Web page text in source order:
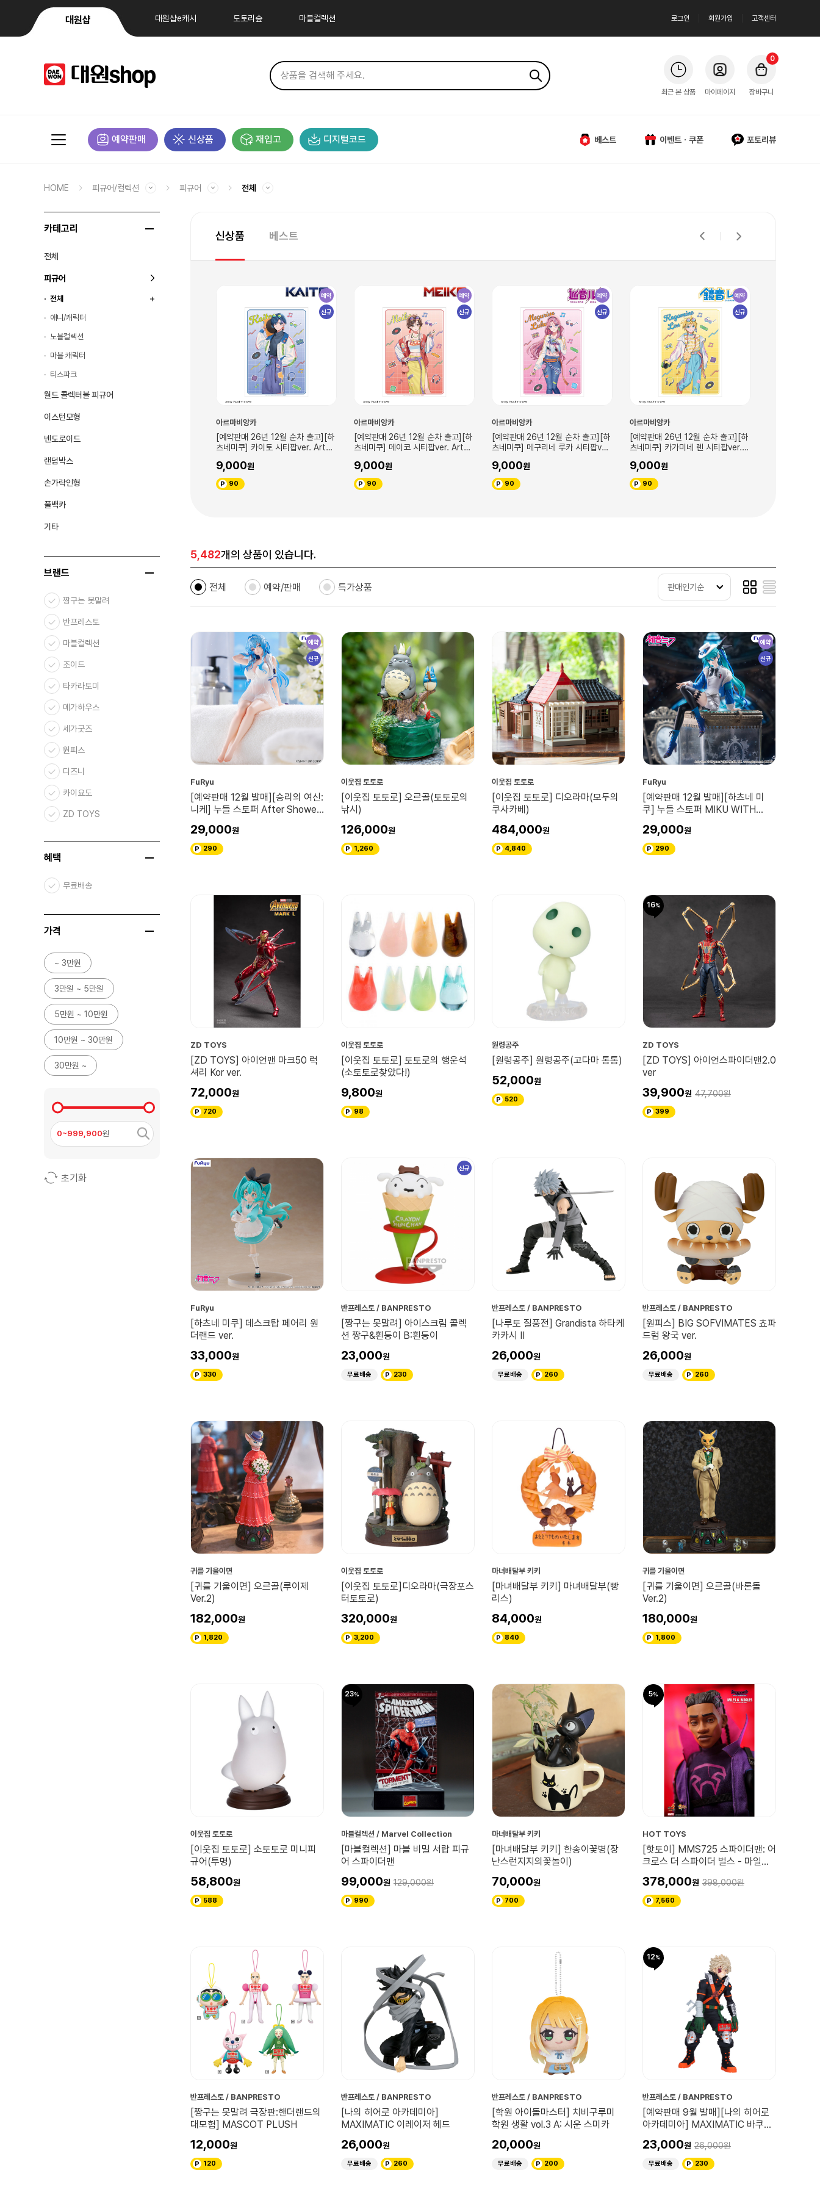
대원샵 대원샵e캐시 도토리숲 마블컬렉션 로그인 회원가입 고객센터
최근 본 상품 마이페이지 장바구니
0
예약판매 신상품 재입고 디지털코드 베스트 이벤트ㆍ쿠폰 포토리뷰
HOME 피규어/컬렉션 피규어 전체
카테고리
전체
피규어
전체
애니/캐릭터
노블컬렉션
마블 캐릭터
티스파크
월드 콜렉터블 피규어
이스턴모형
넨도로이드
랜덤박스
손가락인형
풀백카
기타
브랜드
짱구는 못말려
반프레스토
마블컬렉션
조이드
타카라토미
메가하우스
세가굿즈
원피스
디즈니
카이요도
ZD TOYS
천공의 성 라퓨타
귀를 기울이면
컬렉션
아야와 마녀
붉은돼지
마루 밑 아리에티
바람계곡의 나우시카
부시로드
그대들은 어떻게 살 것인가
혜택
무료배송
가격
~ 3만원
3만원 ~ 5만원
5만원 ~ 10만원
10만원 ~ 30만원
30만원 ~
0~999,900원
초기화
신상품 베스트
12월 순차 출고][하
돌스토이 A3 매트 가공 포스터
예약
아르마비앙카
[예약판매 26년 12월 순차 출고][하
츠네미쿠] 메이코 시티팝ver. Art
9,000
90
아르마비앙카
[예약판매 26년 12월 순차 출고][하
츠네미쿠] 메구리네 루카 시티팝ver.
터
9,000
90
아르마비앙카
[예약판매 26년 12월 순차 출고][하
츠네미쿠] 카가미네 렌 시티팝ver.
터
9,000
90
아르마비앙카
[예약판매 26년 12월 순차 출고][하
츠네미쿠] 카가미네 린 시티팝ver.
터
9,000
90
5,482개의 상품이 있습니다.
전체 예약/판매 특가상품 판매인기순
FuRyu
[예약판매 12월 발매][승리의 여신:
니케] 누들 스토퍼 After Shower
29,000
290
예약
신규
이웃집 토토로
[이웃집 토토로] 오르골(토토로의
낚시)
126,000
1,260
이웃집 토토로
[이웃집 토토로] 디오라마(모두의
쿠사카베)
484,000
4,840
FuRyu
[예약판매 12월 발매][하츠네 미
쿠] 누들 스토퍼 MIKU WITH
29,000
290
예약
신규
ZD TOYS
[ZD TOYS] 아이언맨 마크50 럭
셔리 Kor ver.
72,000
720
이웃집 토토로
[이웃집 토토로] 토토로의 행운석
(소토토로찾았다!)
9,800
98
원령공주
[원령공주] 원령공주(고다마 통통)
52,000
520
16
ZD TOYS
[ZD TOYS] 아이언스파이더맨2.0
ver
39,900 47,700
399
FuRyu
[하츠네 미쿠] 데스크탑 페어리 원
더랜드 ver.
33,000
330
반프레스토 / BANPRESTO
[짱구는 못말려] 아이스크림 콜렉
션 짱구&흰둥이 B:흰둥이
23,000
무료배송 230
신규
반프레스토 / BANPRESTO
[나루토 질풍전] Grandista 하타케
카카시 Ⅱ
26,000
무료배송 260
반프레스토 / BANPRESTO
[원피스] BIG SOFVIMATES 쵸파
드럼 왕국 ver.
26,000
무료배송 260
귀를 기울이면
[귀를 기울이면] 오르골(루이제
Ver.2)
182,000
1,820
이웃집 토토로
[이웃집 토토로]디오라마(극장포스
터토토로)
320,000
3,200
마녀배달부 키키
[마녀배달부 키키] 마녀배달부(빵
리스)
84,000
840
귀를 기울이면
[귀를 기울이면] 오르골(바론돌
Ver.2)
180,000
1,800
이웃집 토토로
[이웃집 토토로] 소토토로 미니피
규어(투명)
58,800
588
23
마블컬렉션 / Marvel Collection
[마블컬렉션] 마블 비밀 서랍 피규
어 스파이더맨
99,000 129,000
990
마녀배달부 키키
[마녀배달부 키키] 한송이꽃병(장
난스런지지의꽃놀이)
70,000
700
5
HOT TOYS
[핫토이] MMS725 스파이더맨: 어
크로스 더 스파이더 벌스 - 마일스
피규어
378,000 398,000
7,560
반프레스토 / BANPRESTO
[짱구는 못말려 극장판:핸더랜드의
대모험] MASCOT PLUSH
12,000
120
반프레스토 / BANPRESTO
[나의 히어로 아카데미아]
MAXIMATIC 이레이저 헤드
26,000
무료배송 260
반프레스토 / BANPRESTO
[학원 아이돌마스터] 치비구루미
학원 생활 vol.3 A: 시운 스미카
20,000
무료배송 200
12
반프레스토 / BANPRESTO
[예약판매 9월 발매][나의 히어로
아카데미아] MAXIMATIC 바쿠고
23,000 26,000
무료배송 230